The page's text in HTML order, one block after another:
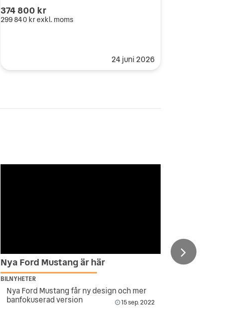
374 800 kr
299 840 krexkl. moms
24 juni 2026
Nya Ford Mustang är här
BILNYHETER
Nya Ford Mustang får ny design och mer
banfokuserad version 15 sep. 2022